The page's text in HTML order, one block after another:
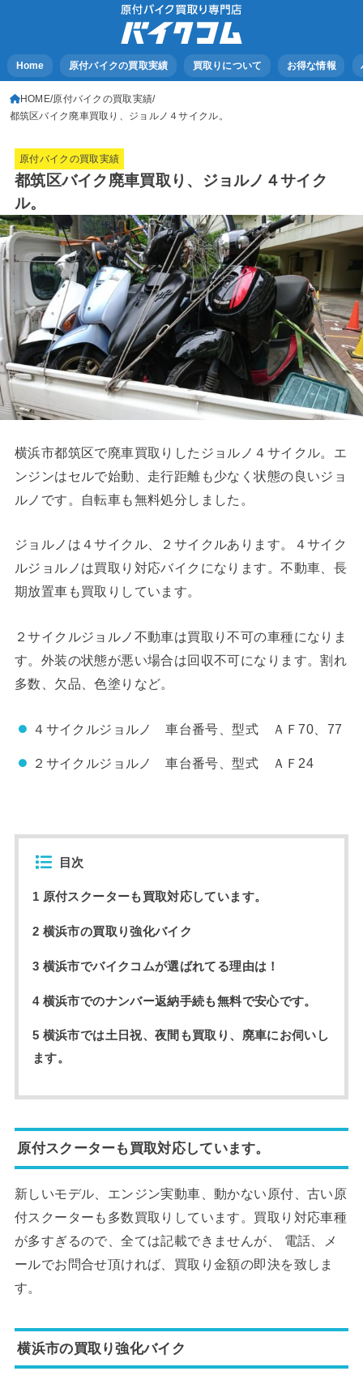
Home 原付バイクの買取実績 買取りについて お得な情報
HOME 原付バイクの買取実績
都筑区バイク廃車買取り、ジョルノ４サイクル。
原付バイクの買取実績
都筑区バイク廃車買取り、ジョルノ４サイク
ル。
横浜市都筑区で廃車買取りしたジョルノ４サイクル。エ
ンジンはセルで始動、走行距離も少なく状態の良いジョ
ルノです。自転車も無料処分しました。
ジョルノは４サイクル、２サイクルあります。４サイク
ルジョルノは買取り対応バイクになります。不動車、長
期放置車も買取りしています。
２サイクルジョルノ不動車は買取り不可の車種になりま
す。外装の状態が悪い場合は回収不可になります。割れ
多数、欠品、色塗りなど。
４サイクルジョルノ 車台番号、型式 ＡＦ70、77
２サイクルジョルノ 車台番号、型式 ＡＦ24
目次
1 原付スクーターも買取対応しています。
2 横浜市の買取り強化バイク
3 横浜市でバイクコムが選ばれてる理由は！
4 横浜市でのナンバー返納手続も無料で安心です。
5 横浜市では土日祝、夜間も買取り、廃車にお伺いし
ます。
原付スクーターも買取対応しています。
新しいモデル、エンジン実動車、動かない原付、古い原
付スクーターも多数買取りしています。買取り対応車種
が多すぎるので、全ては記載できませんが、 電話、メ
ールでお問合せ頂ければ、買取り金額の即決を致しま
す。
横浜市の買取り強化バイク